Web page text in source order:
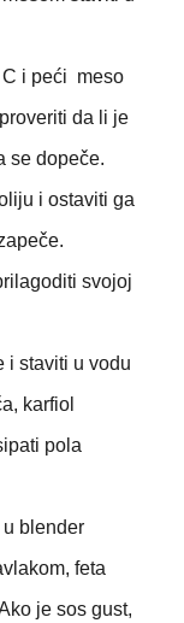
C i peći meso
da li je
se dopeče.
i ostaviti ga
svojoj
i staviti u vodu
karfiol
pola
blender
feta
je sos gust,